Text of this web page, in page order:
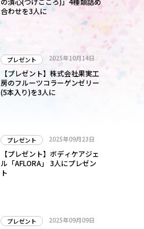
合わせを3人に
プレゼント 2025年10月14日
【プレゼント】株式会社果実工
房のフルーツコラーゲンゼリー
(5本入り)を3人に
プレゼント 2025年09月23日
【プレゼント】ボディケアジェ
ル「AFLORA」 3人にプレゼン
ト
プレゼント 2025年09月09日